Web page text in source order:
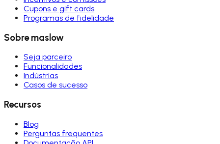
Cupons e gift cards
Programas de fidelidade
Sobre maslow
Seja parceiro
Funcionalidades
Indústrias
Casos de sucesso
Recursos
Blog
Perguntas frequentes